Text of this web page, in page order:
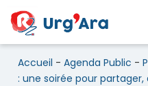
Accueil - Agenda Public -
: une soirée pour partager,